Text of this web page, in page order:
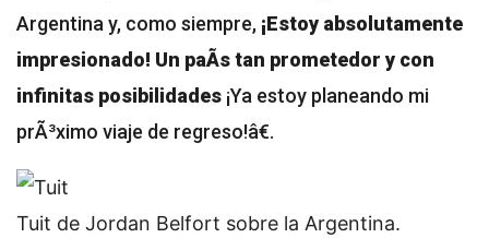
Argentina y, como siempre, ¡Estoy absolutamente
impresionado! Un paÃ­s tan prometedor y con
infinitas posibilidades ¡Ya estoy planeando mi
prÃ³ximo viaje de regreso!â€.
Tuit de Jordan Belfort sobre la Argentina.